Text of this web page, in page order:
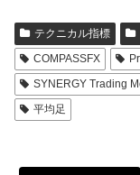
テクニカル指標
COMPASSFX
SYNERGY Trading
平均足